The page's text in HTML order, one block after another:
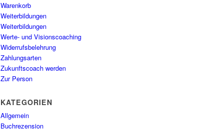
Warenkorb
Weiterbildungen
Weiterbildungen
Werte- und Visionscoaching
Widerrufsbelehrung
Zahlungsarten
Zukunftscoach werden
Zur Person
KATEGORIEN
Allgemein
Buchrezension